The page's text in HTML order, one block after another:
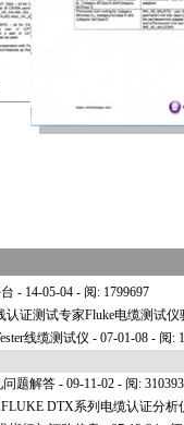
- 14-05-04 - 阅: 1799697
证测试专家Fluke电缆测试仪
线缆测试仪 - 07-01-08 - 阅:
问题解答 - 09-11-02 - 阅: 310393
DTX系列电缆认证分析